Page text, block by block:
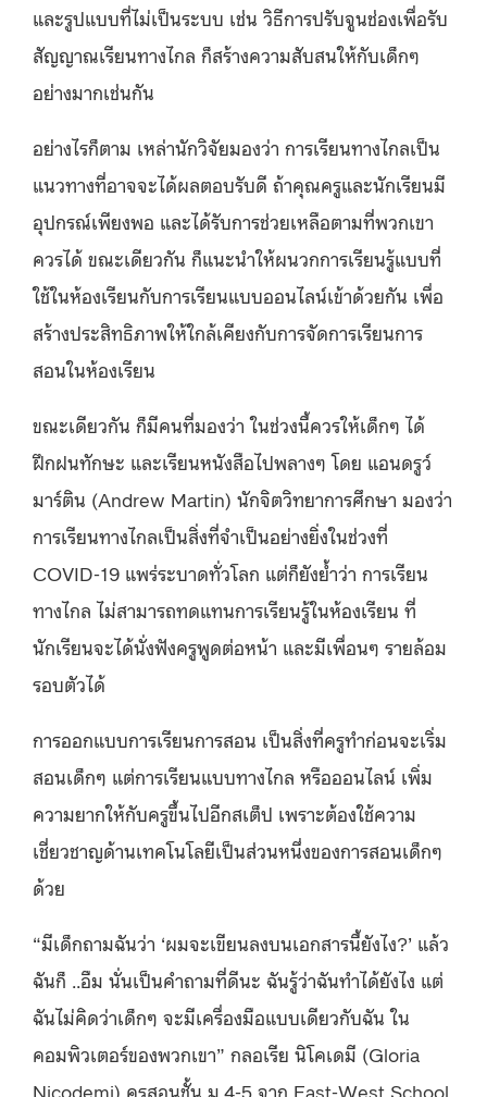
และรูปแบบที่ไม่เป็นระบบ เช่น วิธีการปรับจูนช่องเพื่อรับ
สัญญาณเรียนทางไกล ก็สร้างความสับสนให้กับเด็กๆ
อย่างมากเช่นกัน
อย่างไรก็ตาม เหล่านักวิจัยมองว่า การเรียนทางไกลเป็น
แนวทางที่อาจจะได้ผลตอบรับดี ถ้าคุณครูและนักเรียนมี
อุปกรณ์เพียงพอ และได้รับการช่วยเหลือตามที่พวกเขา
ควรได้ ขณะเดียวกัน ก็แนะนำให้ผนวกการเรียนรู้แบบที่
ใช้ในห้องเรียนกับการเรียนแบบออนไลน์เข้าด้วยกัน เพื่อ
สร้างประสิทธิภาพให้ใกล้เคียงกับการจัดการเรียนการ
สอนในห้องเรียน
ขณะเดียวกัน ก็มีคนที่มองว่า ในช่วงนี้ควรให้เด็กๆ ได้
ฝึกฝนทักษะ และเรียนหนังสือไปพลางๆ โดย แอนดรูว์
มาร์ติน (Andrew Martin) นักจิตวิทยาการศึกษา มองว่า
การเรียนทางไกลเป็นสิ่งที่จำเป็นอย่างยิ่งในช่วงที่
COVID-19 แพร่ระบาดทั่วโลก แต่ก็ยังย้ำว่า การเรียน
ทางไกล ไม่สามารถทดแทนการเรียนรู้ในห้องเรียน ที่
นักเรียนจะได้นั่งฟังครูพูดต่อหน้า และมีเพื่อนๆ รายล้อม
รอบตัวได้
การออกแบบการเรียนการสอน เป็นสิ่งที่ครูทำก่อนจะเริ่ม
สอนเด็กๆ แต่การเรียนแบบทางไกล หรือออนไลน์ เพิ่ม
ความยากให้กับครูขึ้นไปอีกสเต็ป เพราะต้องใช้ความ
เชี่ยวชาญด้านเทคโนโลยีเป็นส่วนหนึ่งของการสอนเด็กๆ
ด้วย
“มีเด็กถามฉันว่า ‘ผมจะเขียนลงบนเอกสารนี้ยังไง?’ แล้ว
ฉันก็ ..อืม นั่นเป็นคำถามที่ดีนะ ฉันรู้ว่าฉันทำได้ยังไง แต่
ฉันไม่คิดว่าเด็กๆ จะมีเครื่องมือแบบเดียวกับฉัน ใน
คอมพิวเตอร์ของพวกเขา” กลอเรีย นิโคเดมี (Gloria
Nicodemi) ครูสอนชั้น ม.4-5 จาก East-West School